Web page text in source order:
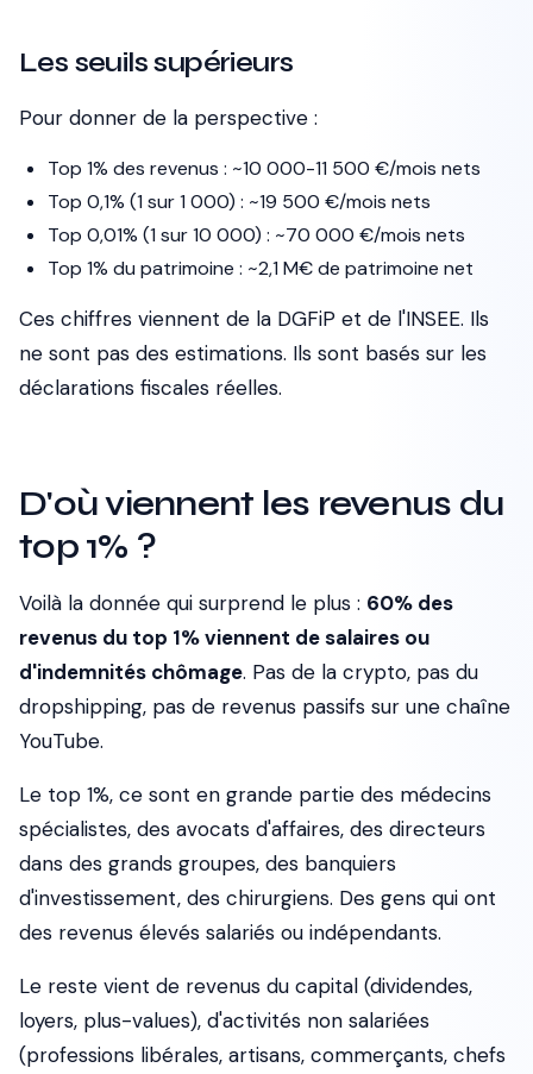
Les seuils supérieurs
Pour donner de la perspective :
Top 1% des revenus : ~10 000-11 500 €/mois nets
Top 0,1% (1 sur 1 000) : ~19 500 €/mois nets
Top 0,01% (1 sur 10 000) : ~70 000 €/mois nets
Top 1% du patrimoine : ~2,1 M€ de patrimoine net
Ces chiffres viennent de la DGFiP et de l'INSEE. Ils
ne sont pas des estimations. Ils sont basés sur les
déclarations fiscales réelles.
D'où viennent les revenus du
top 1% ?
Voilà la donnée qui surprend le plus : 60% des
revenus du top 1% viennent de salaires ou
d'indemnités chômage. Pas de la crypto, pas du
dropshipping, pas de revenus passifs sur une chaîne
YouTube.
Le top 1%, ce sont en grande partie des médecins
spécialistes, des avocats d'affaires, des directeurs
dans des grands groupes, des banquiers
d'investissement, des chirurgiens. Des gens qui ont
des revenus élevés salariés ou indépendants.
Le reste vient de revenus du capital (dividendes,
loyers, plus-values), d'activités non salariées
(professions libérales, artisans, commerçants, chefs